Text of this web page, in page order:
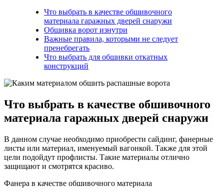
Что выбрать в качестве обшивочного
материала гаражных дверей снаружи
Обшивка ворот изнутри
Важные правила, которыми не следует
пренебрегать
Что выбрать для обшивки откатных
конструкций
Что выбрать в качестве обшивочного
материала гаражных дверей снаружи
В данном случае необходимо приобрести сайдинг, фанерные
листы или материал, именуемый вагонкой. Также для этой
цели подойдут профлисты. Такие материалы отлично
защищают и смотрятся красиво.
Фанера в качестве обшивочного материала